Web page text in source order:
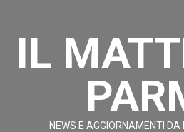
IL
NEWS E AGGIORNAMENTI DA